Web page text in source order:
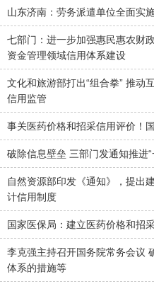
山东济南：劳务派遣单位全面实
七部门：进一步加强惠民惠农财
资金管理领域信用体系建设
文化和旅游部打出“组合拳” 推动
信用监管
事关医药价格和招采信用评价！
破除信息壁垒 三部门发通知推进
自然资源部印发《通知》，提出
计信用制度
国家医保局：建立医药价格和招
李克强主持召开国务院常务会议
体系的措施等